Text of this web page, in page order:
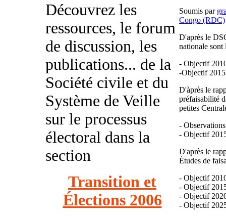
Découvrez les
ressources, le forum
de discussion, les
publications... de la
Société civile et du
Système de Veille
sur le processus
électoral dans la
section
Transition et
Élections 2006
Soumis par
Congo (RDC)
D'après le
nationale sont
- Objectif
-Objectif
D'àprès le
préfaisabilité
petites
-
- Objectif
D'après le
Études de
- Objectif
- Objectif
- Objectif
- Objectif